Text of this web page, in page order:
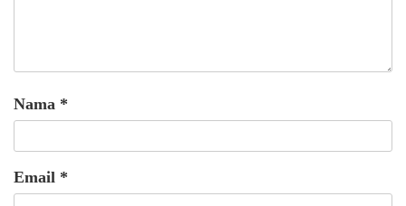
Nama *
Email *